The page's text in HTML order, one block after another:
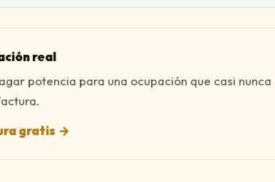
real
potencia para una ocupación que casi nunca
gratis →